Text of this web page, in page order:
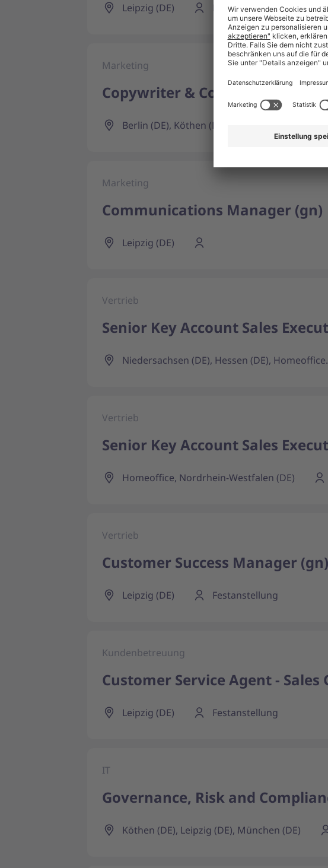
Leipzig (DE) Festanstellung
Marketing
Copywriter & Content Manager
Berlin (DE), Köthen (DE), Leipzig (DE)... + 3
Marketing
Communications Manager (gn)
Leipzig (DE)
Vertrieb
Senior Key Account Sales
Niedersachsen (DE), Hessen (DE),
Vertrieb
Senior Key Account Sales
Homeoffice, Nordrhein-Westfalen (DE)
Vertrieb
Customer Success Manager
Leipzig (DE) Festanstellung
Kundenbetreuung
Customer Service Agent - Sales
Leipzig (DE) Festanstellung
IT
Governance, Risk and
Köthen (DE), Leipzig (DE), München (DE)